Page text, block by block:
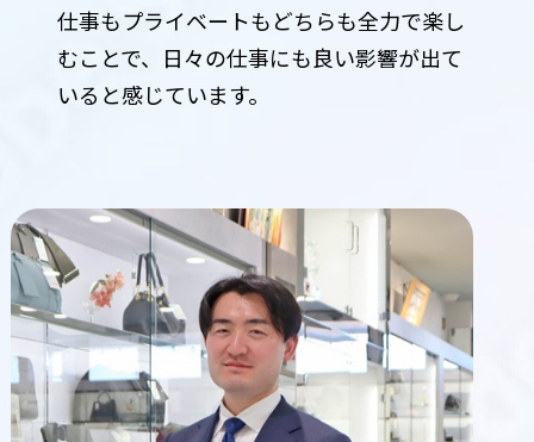
仕事もプライベートもどちらも全力で楽し
むことで、日々の仕事にも良い影響が出て
いると感じています。